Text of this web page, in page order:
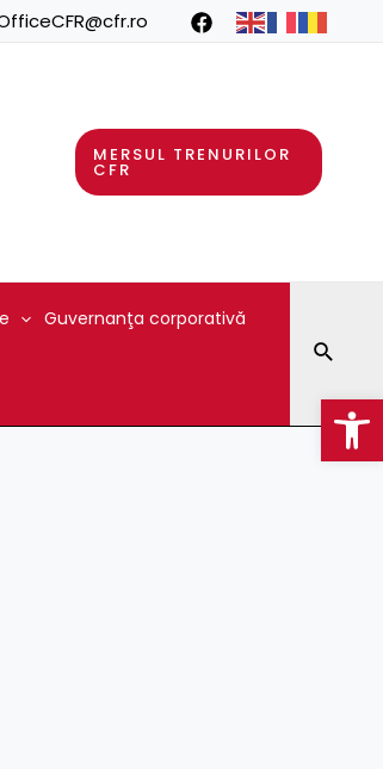
MERSUL TRENURILOR
CFR
Guvernanţa corporativă